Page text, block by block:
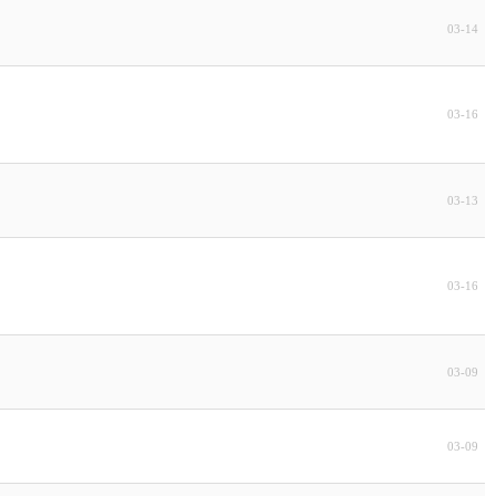
03-14
03-16
03-13
03-16
03-09
03-09